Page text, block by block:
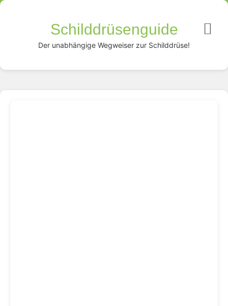
Schilddrüsenguide
Der unabhängige Wegweiser zur Schilddrüse!